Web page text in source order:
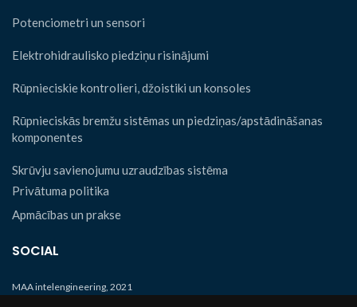
Potenciometri un sensori
Elektrohidraulisko piedziņu risinājumi
Rūpnieciskie kontrolieri, džoistiki un konsoles
Rūpnieciskās bremžu sistēmas un piedziņas/apstādināšanas
komponentes
Skrūvju savienojumu uzraudzības sistēma
Privātuma politika
Apmācības un prakse
SOCIAL
MAA intelengineering, 2021